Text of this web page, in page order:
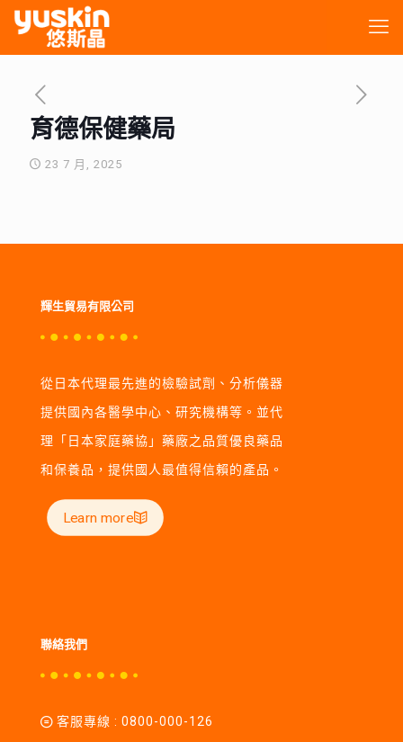
育德保健藥局
23 7 月, 2025
輝生貿易有限公司
從日本代理最先進的檢驗試劑、分析儀器
提供國內各醫學中心、研究機構等。並代
理「日本家庭藥協」藥廠之品質優良藥品
和保養品，提供國人最值得信賴的產品。
Learn more
聯絡我們
客服專線 : 0800-000-126